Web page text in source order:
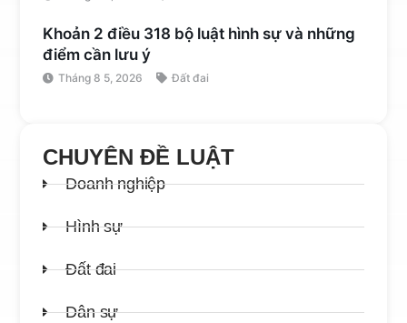
Khoản 2 điều 318 bộ luật hình sự và những
điểm cần lưu ý
Tháng 8 5, 2026 Đất đai
CHUYÊN ĐỀ LUẬT
Doanh nghiệp
Hình sự
Đất đai
Dân sự